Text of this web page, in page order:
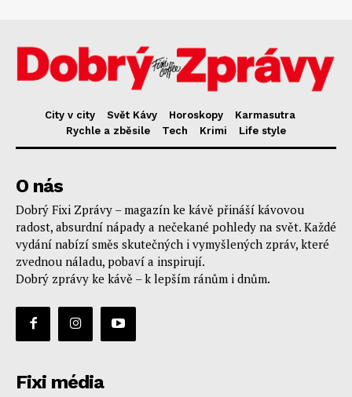
City v city Svět Kávy Horoskopy
Karmasutra
Rychle a zběsile
Tech Krimi Life style
O nás
Dobrý Fixi Zprávy – magazín ke kávě přináší kávovou
radost, absurdní nápady a nečekané pohledy na svět. Každé
vydání nabízí směs skutečných i vymyšlených zpráv, které
zvednou náladu, pobaví a inspirují.
Dobrý zprávy ke kávě – k lepším ránům i dnům.
Fixi média